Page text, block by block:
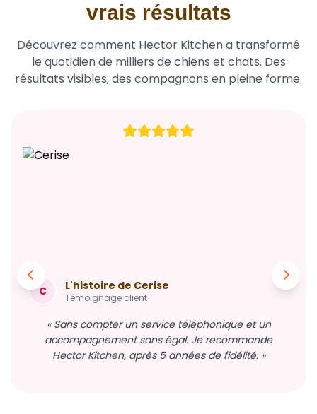
vrais résultats
Découvrez comment Hector Kitchen a transformé
le quotidien de milliers de chiens et chats. Des
résultats visibles, des compagnons en pleine forme.
C L'histoire de Cerise
Témoignage client
« Sans compter un service téléphonique et un
accompagnement sans égal. Je recommande
Hector Kitchen, après 5 années de fidélité. »